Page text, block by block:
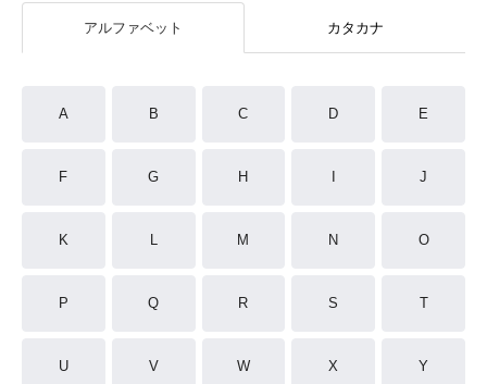
アルファベット カタカナ
A B C D E
F G H J
K L M N O
P Q R S T
U V W X Y